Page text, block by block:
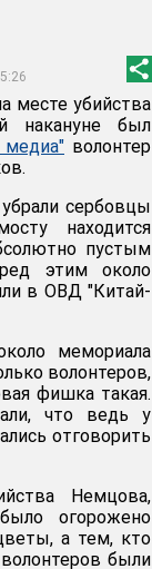
месте убийства
накануне был
волонтер
сербовцы
находится
пустым
этим около
в ОВД "Китай-
мемориала
волонтеров,
фишка такая.
что ведь у
отговорить
Немцова,
огорожено
а тем, кто
были